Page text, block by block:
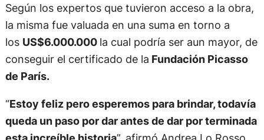
Según los expertos que tuvieron acceso a la obra,
la misma fue valuada en una suma en torno a
los US$6.000.000 la cual podría ser aun mayor, de
conseguir el certificado de la Fundación Picasso
de París.
“Estoy feliz pero esperemos para brindar, todavía
queda un paso por dar antes de dar por terminada